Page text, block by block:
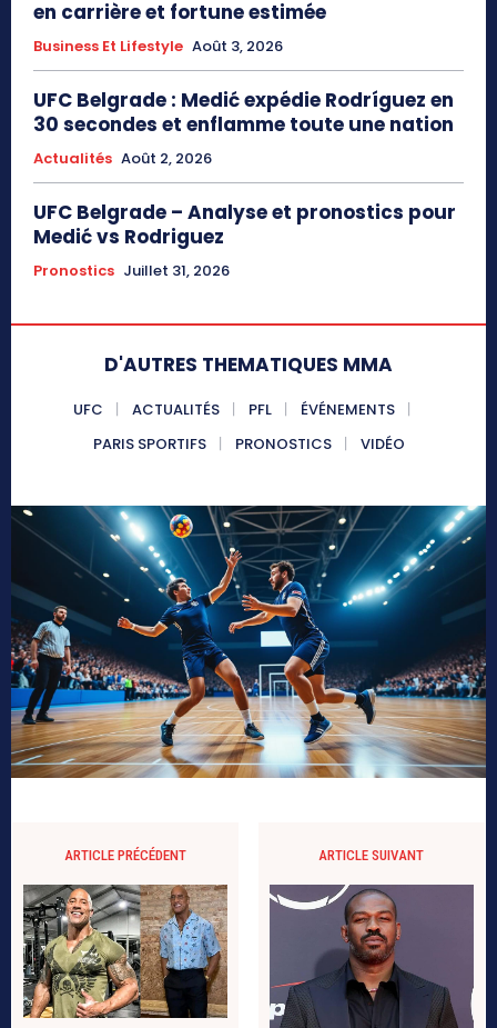
en carrière et fortune estimée
Business Et Lifestyle Août 3, 2026
UFC Belgrade : Medić expédie Rodríguez en
30 secondes et enflamme toute une nation
Actualités Août 2, 2026
UFC Belgrade – Analyse et pronostics pour
Medić vs Rodriguez
Pronostics Juillet 31, 2026
D'AUTRES THEMATIQUES MMA
UFC ACTUALITÉS PFL
ÉVÉNEMENTS
PARIS SPORTIFS
PRONOSTICS VIDÉO
ARTICLE PRÉCÉDENT ARTICLE SUIVANT